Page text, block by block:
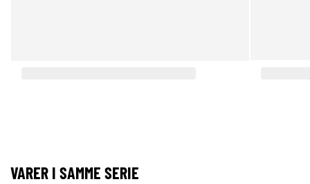
VARER I SAMME SERIE